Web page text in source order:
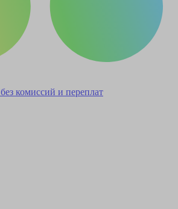
без комиссий и переплат